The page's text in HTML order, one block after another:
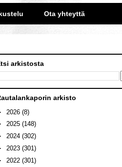
Ota yhteyttä
arkistosta
arkisto
2026 (8)
2025 (148)
2024 (302)
2023 (301)
2022 (301)